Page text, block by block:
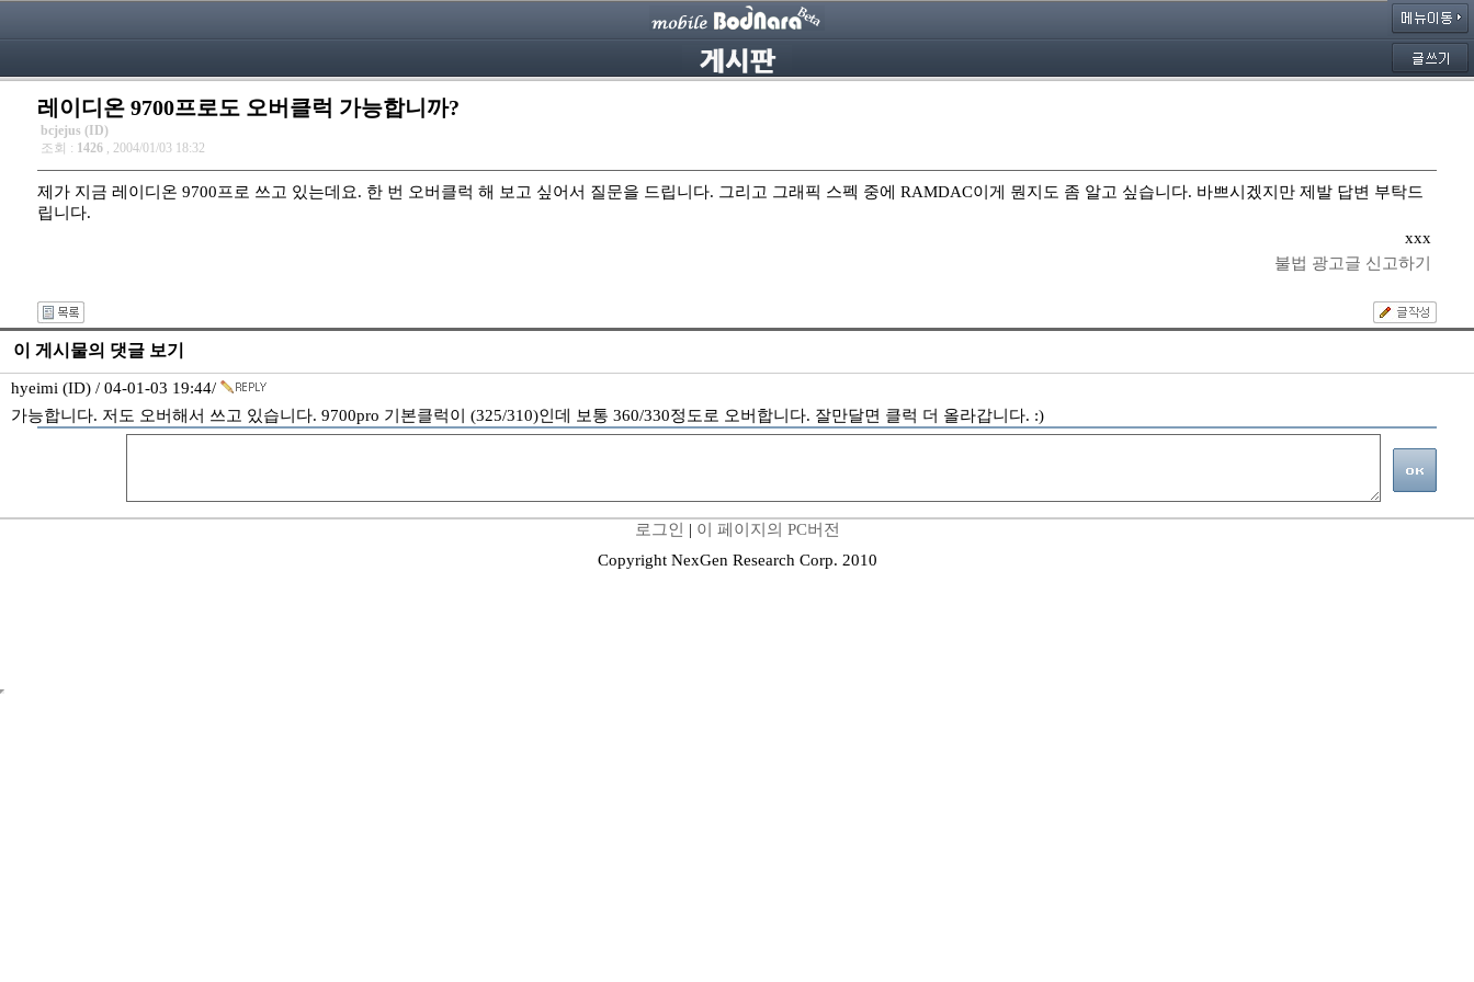
레이디온 9700프로도 오버클럭 가능합니까?
bcjejus (ID)
조회 : 1426 , 2004/01/03 18:32
제가 지금 레이디온 9700프로 쓰고 있는데요. 한 번 오버클럭 해 보고 싶어서 질문을 드립니다. 그리고 그래픽 스펙 중에 RAMDAC이게 뭔지도 좀 알고 싶습니다. 바쁘시겠지만 제발 답변 부탁드
립니다.
xxx
불법 광고글 신고하기
이 게시물의 댓글 보기
hyeimi (ID) / 04-01-03 19:44/
가능합니다. 저도 오버해서 쓰고 있습니다. 9700pro 기본클럭이 (325/310)인데 보통 360/330정도로 오버합니다. 잘만달면 클럭 더 올라갑니다. :)
로그인 | 이 페이지의 PC버전
Copyright NexGen Research Corp. 2010